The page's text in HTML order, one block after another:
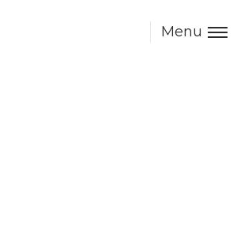
Menu